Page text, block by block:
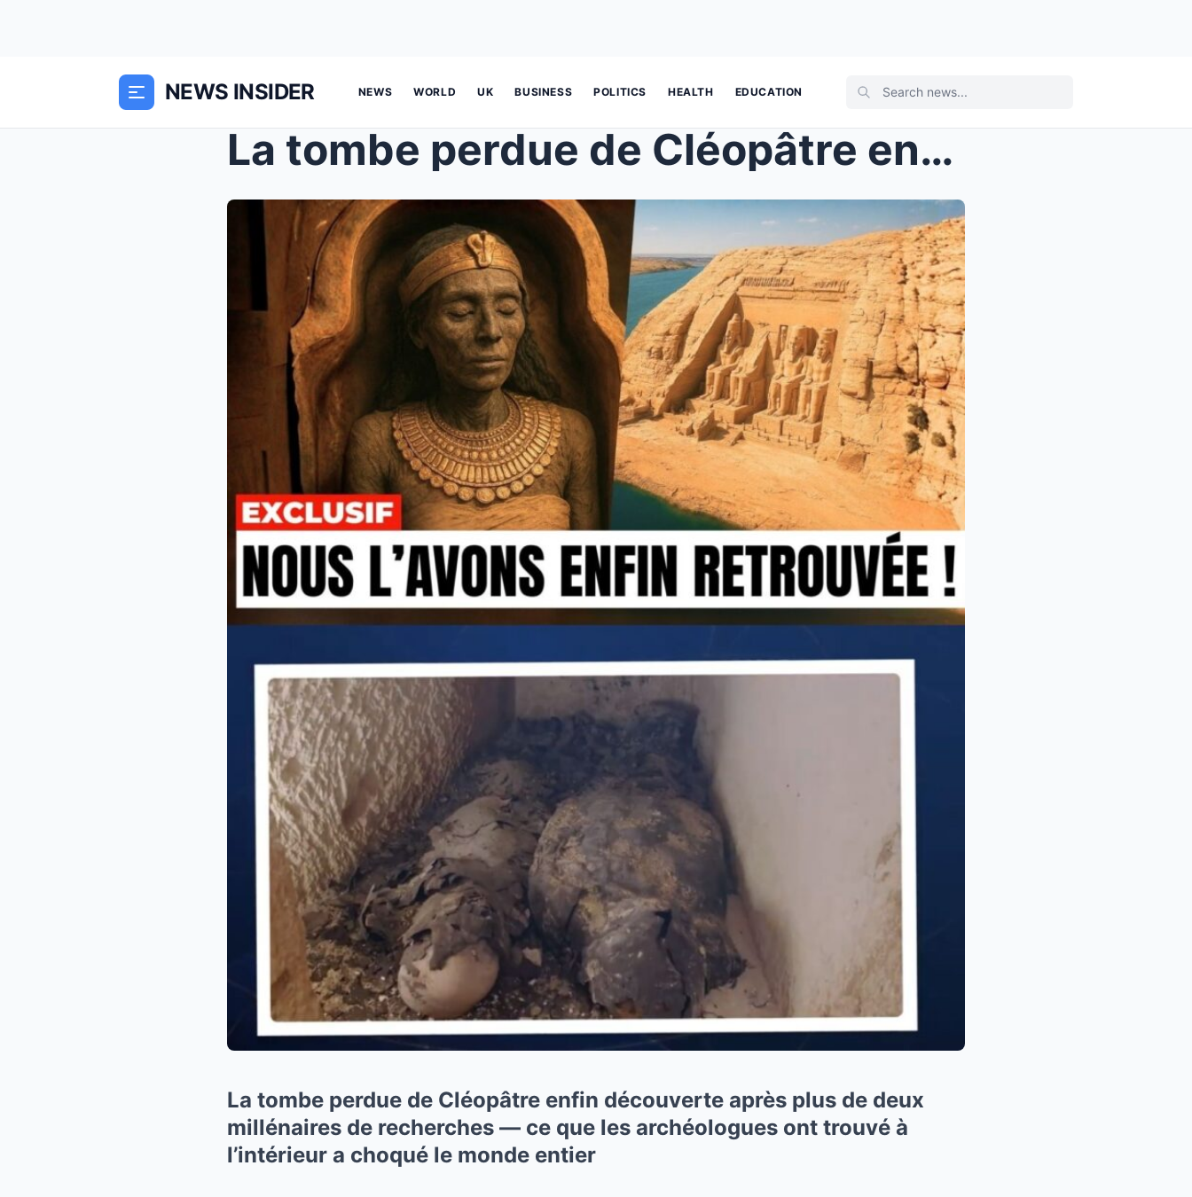
NEWS INSIDER NEWS WORLD UK BUSINESS POLITICS HEALTH EDUCATION
La tombe perdue de Cléopâtre enfin découverte aprè...
La tombe perdue de Cléopâtre enfin découverte après plus de deux
millénaires de recherches — ce que les archéologues ont trouvé à
l’intérieur a choqué le monde entier